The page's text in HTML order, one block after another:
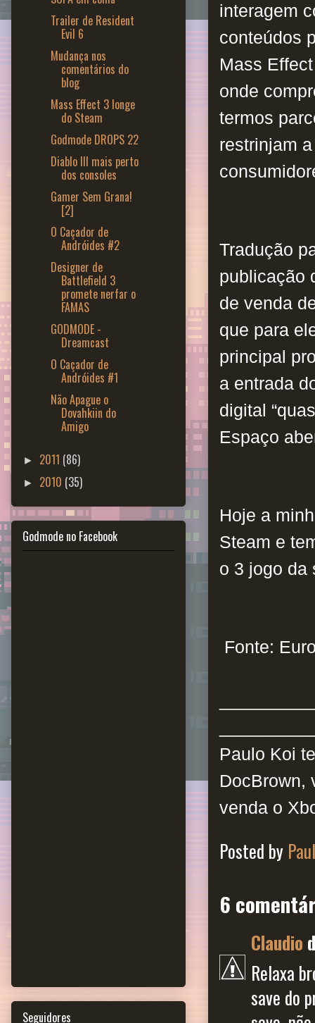
interagem
conteúdos
Mass
onde
termos
restrinjam
Tradução
publicação
de venda
que para
principal
a entrada
digital
Espaço
Hoje a
Steam e
o 3 jogo da
Fonte:
Paulo Koi
DocBrown,
venda o
Posted by
6
Claudio
Relaxa
save do
Trailer de Resident
Evil 6
Mudança nos
comentários do
blog
Mass Effect 3 longe
do Steam
Godmode DROPS 22
Diablo III mais perto
dos consoles
Gamer Sem Grana!
[2]
O Caçador de
Andróides #2
Designer de
Battlefield 3
promete nerfar o
FAMAS
GODMODE -
Dreamcast
O Caçador de
Andróides #1
Não Apague o
Dovahkiin do
Amigo
► 2011 (86)
► 2010 (35)
Godmode no Facebook
Seguidores